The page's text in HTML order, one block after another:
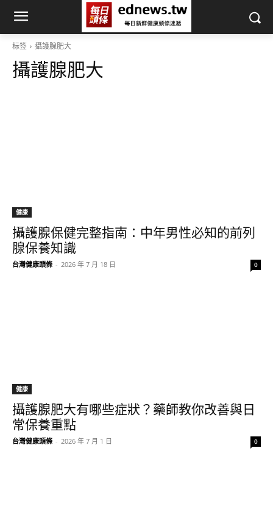
标签 攝護腺肥大
攝護腺肥大
健康
攝護腺保健完整指南：中年男性必知的前列
腺保養知識
台灣健康頭條 - 2026 年 7 月 18 日 0
健康
攝護腺肥大有哪些症狀？藥師教你改善與日
常保養重點
台灣健康頭條 - 2026 年 7 月 1 日 0